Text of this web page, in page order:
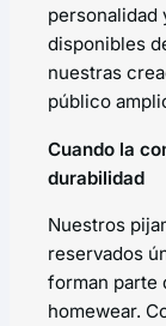
personalidad
disponibles
nuestras
público
Cuando la
durabilidad
Nuestros
reservados
forman parte
homewear.